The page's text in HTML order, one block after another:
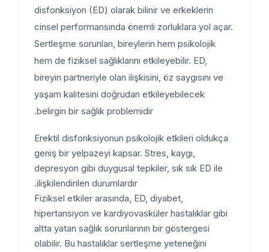
disfonksiyon (ED) olarak bilinir ve erkeklerin
cinsel performansında önemli zorluklara yol açar.
Sertleşme sorunları, bireylerin hem psikolojik
hem de fiziksel sağlıklarını etkileyebilir. ED,
bireyin partneriyle olan ilişkisini, öz saygısını ve
yaşam kalitesini doğrudan etkileyebilecek
belirgin bir sağlık problemidir.
Erektil disfonksiyonun psikolojik etkileri oldukça
geniş bir yelpazeyi kapsar. Stres, kaygı,
depresyon gibi duygusal tepkiler, sık sık ED ile
ilişkilendirilen durumlardır.
Fiziksel etkiler arasında, ED, diyabet,
hipertansiyon ve kardiyovasküler hastalıklar gibi
altta yatan sağlık sorunlarının bir göstergesi
olabilir. Bu hastalıklar sertleşme yeteneğini